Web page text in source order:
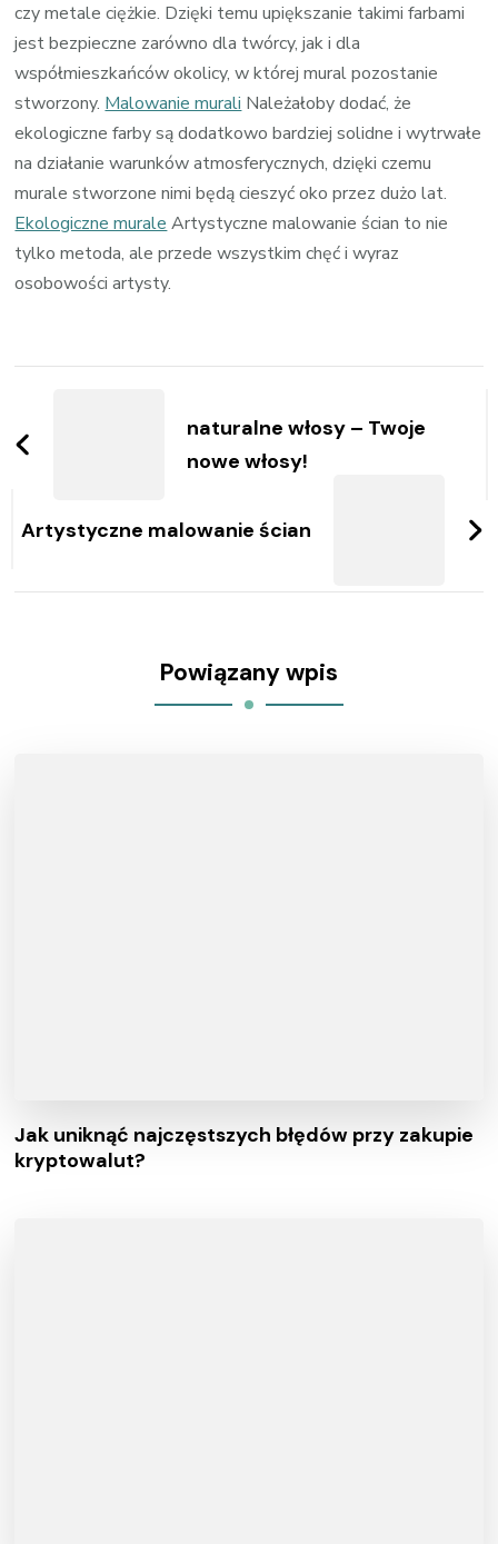
czy metale ciężkie. Dzięki temu upiększanie takimi farbami
jest bezpieczne zarówno dla twórcy, jak i dla
współmieszkańców okolicy, w której mural pozostanie
stworzony. Malowanie murali Należałoby dodać, że
ekologiczne farby są dodatkowo bardziej solidne i wytrwałe
na działanie warunków atmosferycznych, dzięki czemu
murale stworzone nimi będą cieszyć oko przez dużo lat.
Ekologiczne murale Artystyczne malowanie ścian to nie
tylko metoda, ale przede wszystkim chęć i wyraz
osobowości artysty.
wpisy
naturalne włosy – Twoje
nowe włosy!
Artystyczne malowanie ścian
Powiązany wpis
Jak uniknąć najczęstszych błędów przy zakupie
kryptowalut?